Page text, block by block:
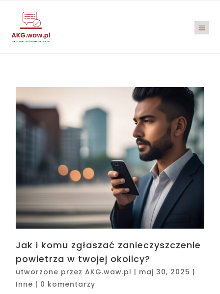
Jak i komu zgłaszać zanieczyszczenie
powietrza w twojej okolicy?
utworzone przezAKG.waw.pl | maj 30, 2025 |
Inne | 0 komentarzy